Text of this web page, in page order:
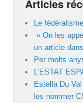
Articles
Le
» On les
un article
Per molts
L’ESTAT
Estella Du
les nommer